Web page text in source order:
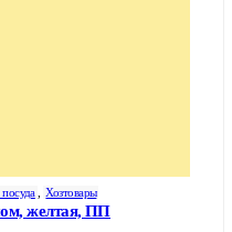
Хозтовары
желтая, ПП